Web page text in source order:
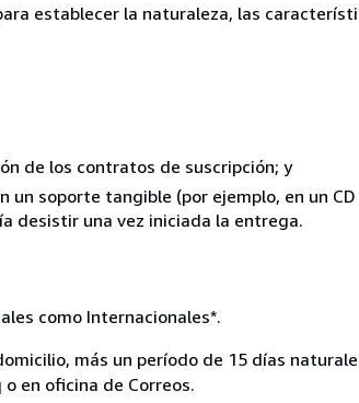
establecer la naturaleza, las
de los contratos de suscripción; y
soporte tangible (por ejemplo, en un CD
desistir una vez iniciada la entrega.
como Internacionales*.
más un período de 15 días
en oficina de Correos.